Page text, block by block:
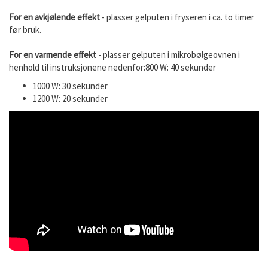
For en avkjølende effekt - plasser gelputen i fryseren i ca. to timer
før bruk.
For en varmende effekt - plasser gelputen i mikrobølgeovnen i
henhold til instruksjonene nedenfor:800 W: 40 sekunder
1000 W: 30 sekunder
1200 W: 20 sekunder